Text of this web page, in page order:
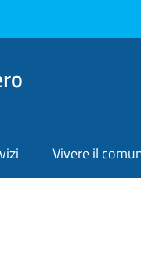
Vivere il